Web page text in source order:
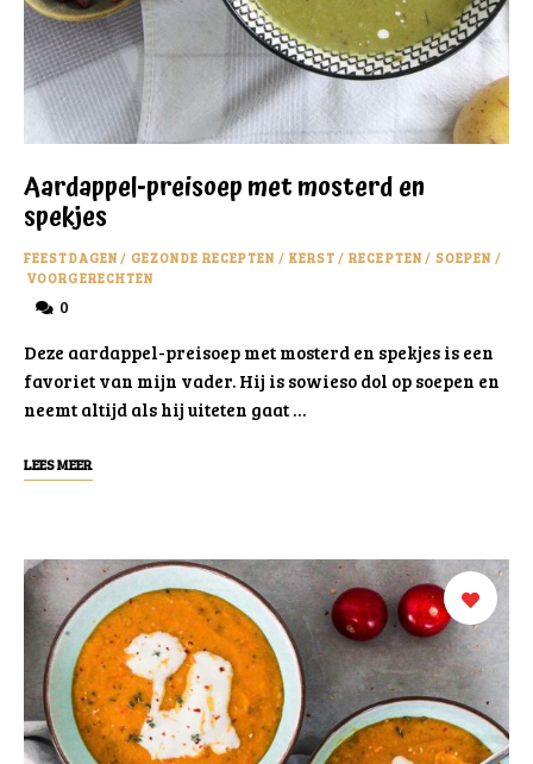
Aardappel-preisoep met mosterd en
spekjes
FEESTDAGEN/ GEZONDE RECEPTEN / KERST / RECEPTEN/ SOEPEN /
VOORGERECHTEN
0
Deze aardappel-preisoep met mosterd en spekjes is een
favoriet van mijn vader. Hij is sowieso dol op soepen en
neemt altijd als hij uiteten gaat …
LEES MEER